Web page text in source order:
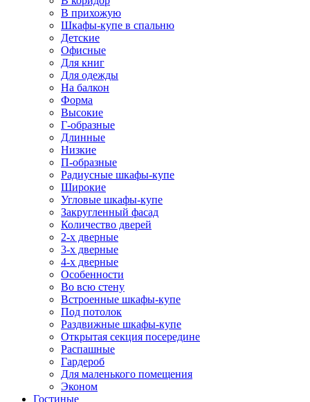
В прихожую
Шкафы-купе в спальню
Детские
Офисные
Для книг
Для одежды
На балкон
Форма
Высокие
Г-образные
Длинные
Низкие
П-образные
Радиусные шкафы-купе
Широкие
Угловые шкафы-купе
Закругленный фасад
Количество дверей
2-х дверные
3-х дверные
4-х дверные
Особенности
Во всю стену
Встроенные шкафы-купе
Под потолок
Раздвижные шкафы-купе
Открытая секция посередине
Распашные
Гардероб
Для маленького помещения
Эконом
Гостиные